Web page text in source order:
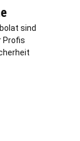
sind
Profis